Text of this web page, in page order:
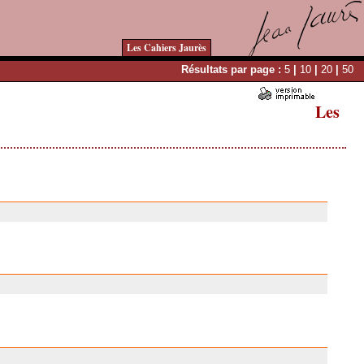
Les Cahiers Jaurès
Résultats par page : 5 | 10 | 20 | 50
Les